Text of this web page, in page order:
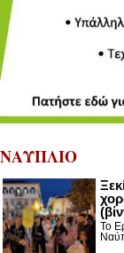
ΝΑΥΠΛΙΟ
Το